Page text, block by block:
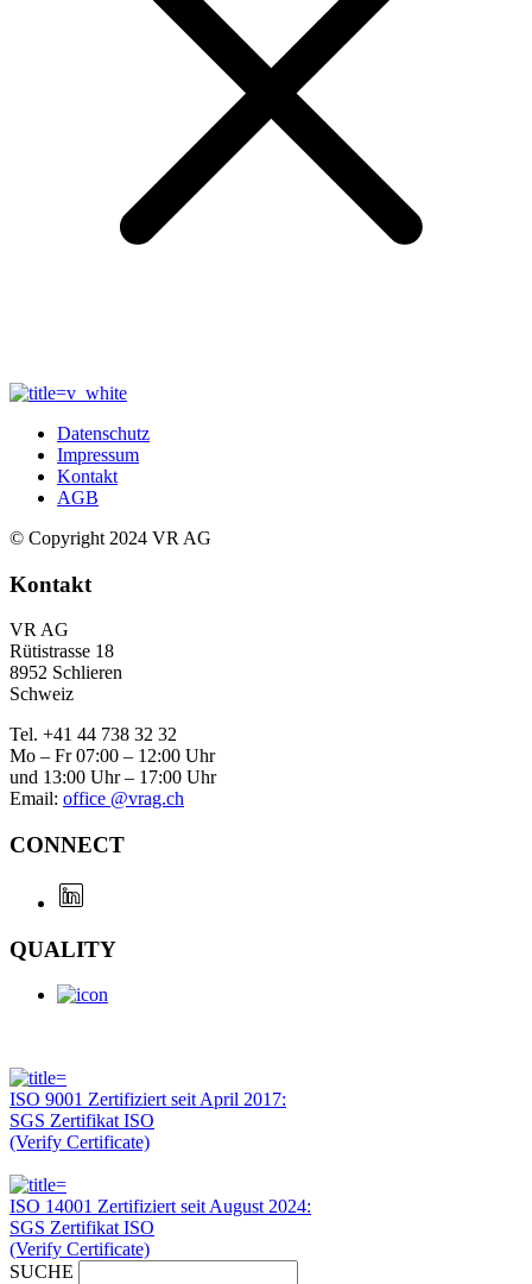
Datenschutz
Impressum
Kontakt
AGB
© Copyright 2024 VR AG
Kontakt
VR AG
Rütistrasse 18
8952 Schlieren
Schweiz
Tel. +41 44 738 32 32
Mo – Fr 07:00 – 12:00 Uhr
und 13:00 Uhr – 17:00 Uhr
Email: office @vrag.ch
CONNECT
QUALITY
ISO 9001 Zertifiziert seit April 2017:
SGS Zertifikat ISO
(Verify Certificate)
ISO 14001 Zertifiziert seit August 2024:
SGS Zertifikat ISO
(Verify Certificate)
SUCHE